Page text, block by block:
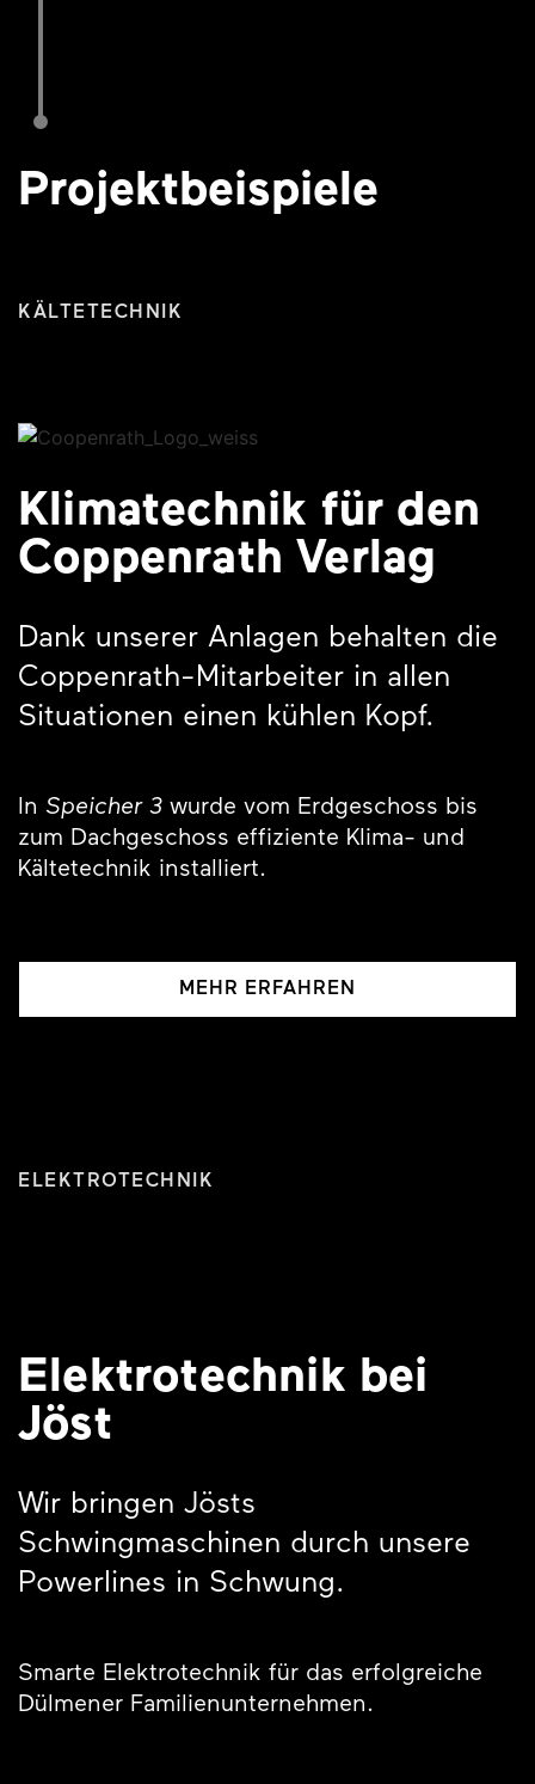
Projektbeispiele
KÄLTETECHNIK
Klimatechnik für den
Coppenrath Verlag
Dank unserer Anlagen behalten die
Coppenrath-Mitarbeiter in allen
Situationen einen kühlen Kopf.
In Speicher 3 wurde vom Erdgeschoss bis
zum Dachgeschoss effiziente Klima- und
Kältetechnik installiert.
MEHR ERFAHREN
ELEKTROTECHNIK
Elektrotechnik bei
Jöst
Wir bringen Jösts
Schwingmaschinen durch unsere
Powerlines in Schwung.
Smarte Elektrotechnik für das erfolgreiche
Dülmener Familienunternehmen.